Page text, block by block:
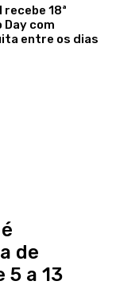
18ª
Day com
entre os dias